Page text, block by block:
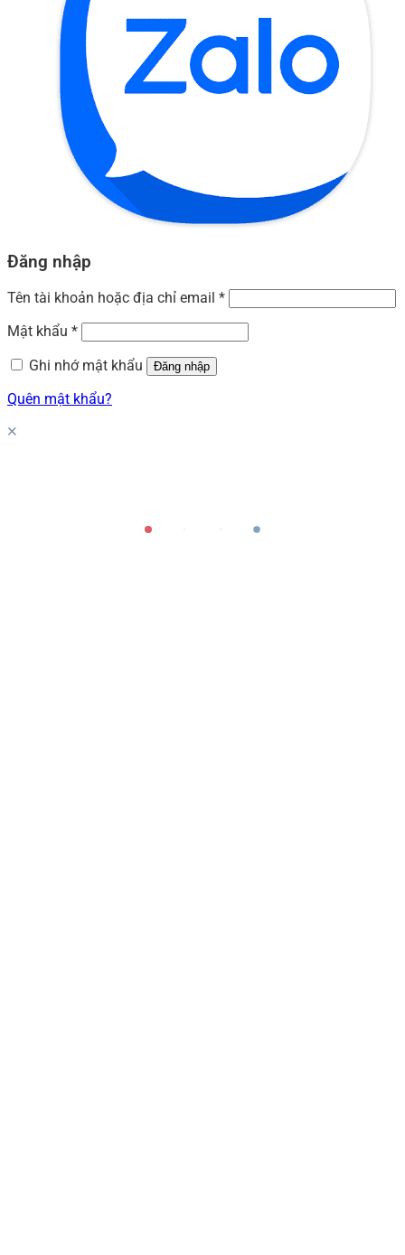
Đăng nhập
Tên tài khoản hoặc địa chỉ email *
Mật khẩu *
Ghi nhớ mật khẩu
Đăng nhập
Quên mật khẩu?